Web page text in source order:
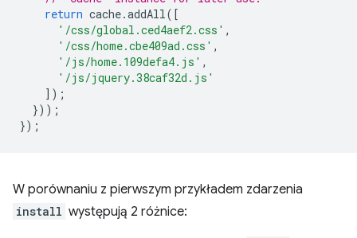
return cache.addAll([
'/css/global.ced4aef2.css' ,
'/css/home.cbe409ad.css' ,
'/js/home.109defa4.js' ,
'/js/jquery.38caf32d.js'
]);
}));
});
W porównaniu z pierwszym przykładem zdarzenia
install występują 2 różnice: